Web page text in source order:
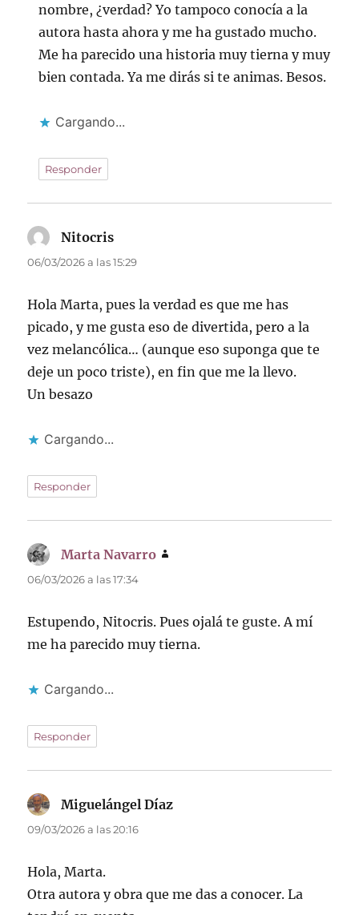
nombre, ¿verdad? Yo tampoco conocía a la
autora hasta ahora y me ha gustado mucho.
Me ha parecido una historia muy tierna y muy
bien contada. Ya me dirás si te animas. Besos.
Cargando...
Responder
Nitocris
06/03/2026 a las 15:29
Hola Marta, pues la verdad es que me has
picado, y me gusta eso de divertida, pero a la
vez melancólica… (aunque eso suponga que te
deje un poco triste), en fin que me la llevo.
Un besazo
Cargando...
Responder
Marta Navarro
06/03/2026 a las 17:34
Estupendo, Nitocris. Pues ojalá te guste. A mí
me ha parecido muy tierna.
Cargando...
Responder
Miguelángel Díaz
09/03/2026 a las 20:16
Hola, Marta.
Otra autora y obra que me das a conocer. La